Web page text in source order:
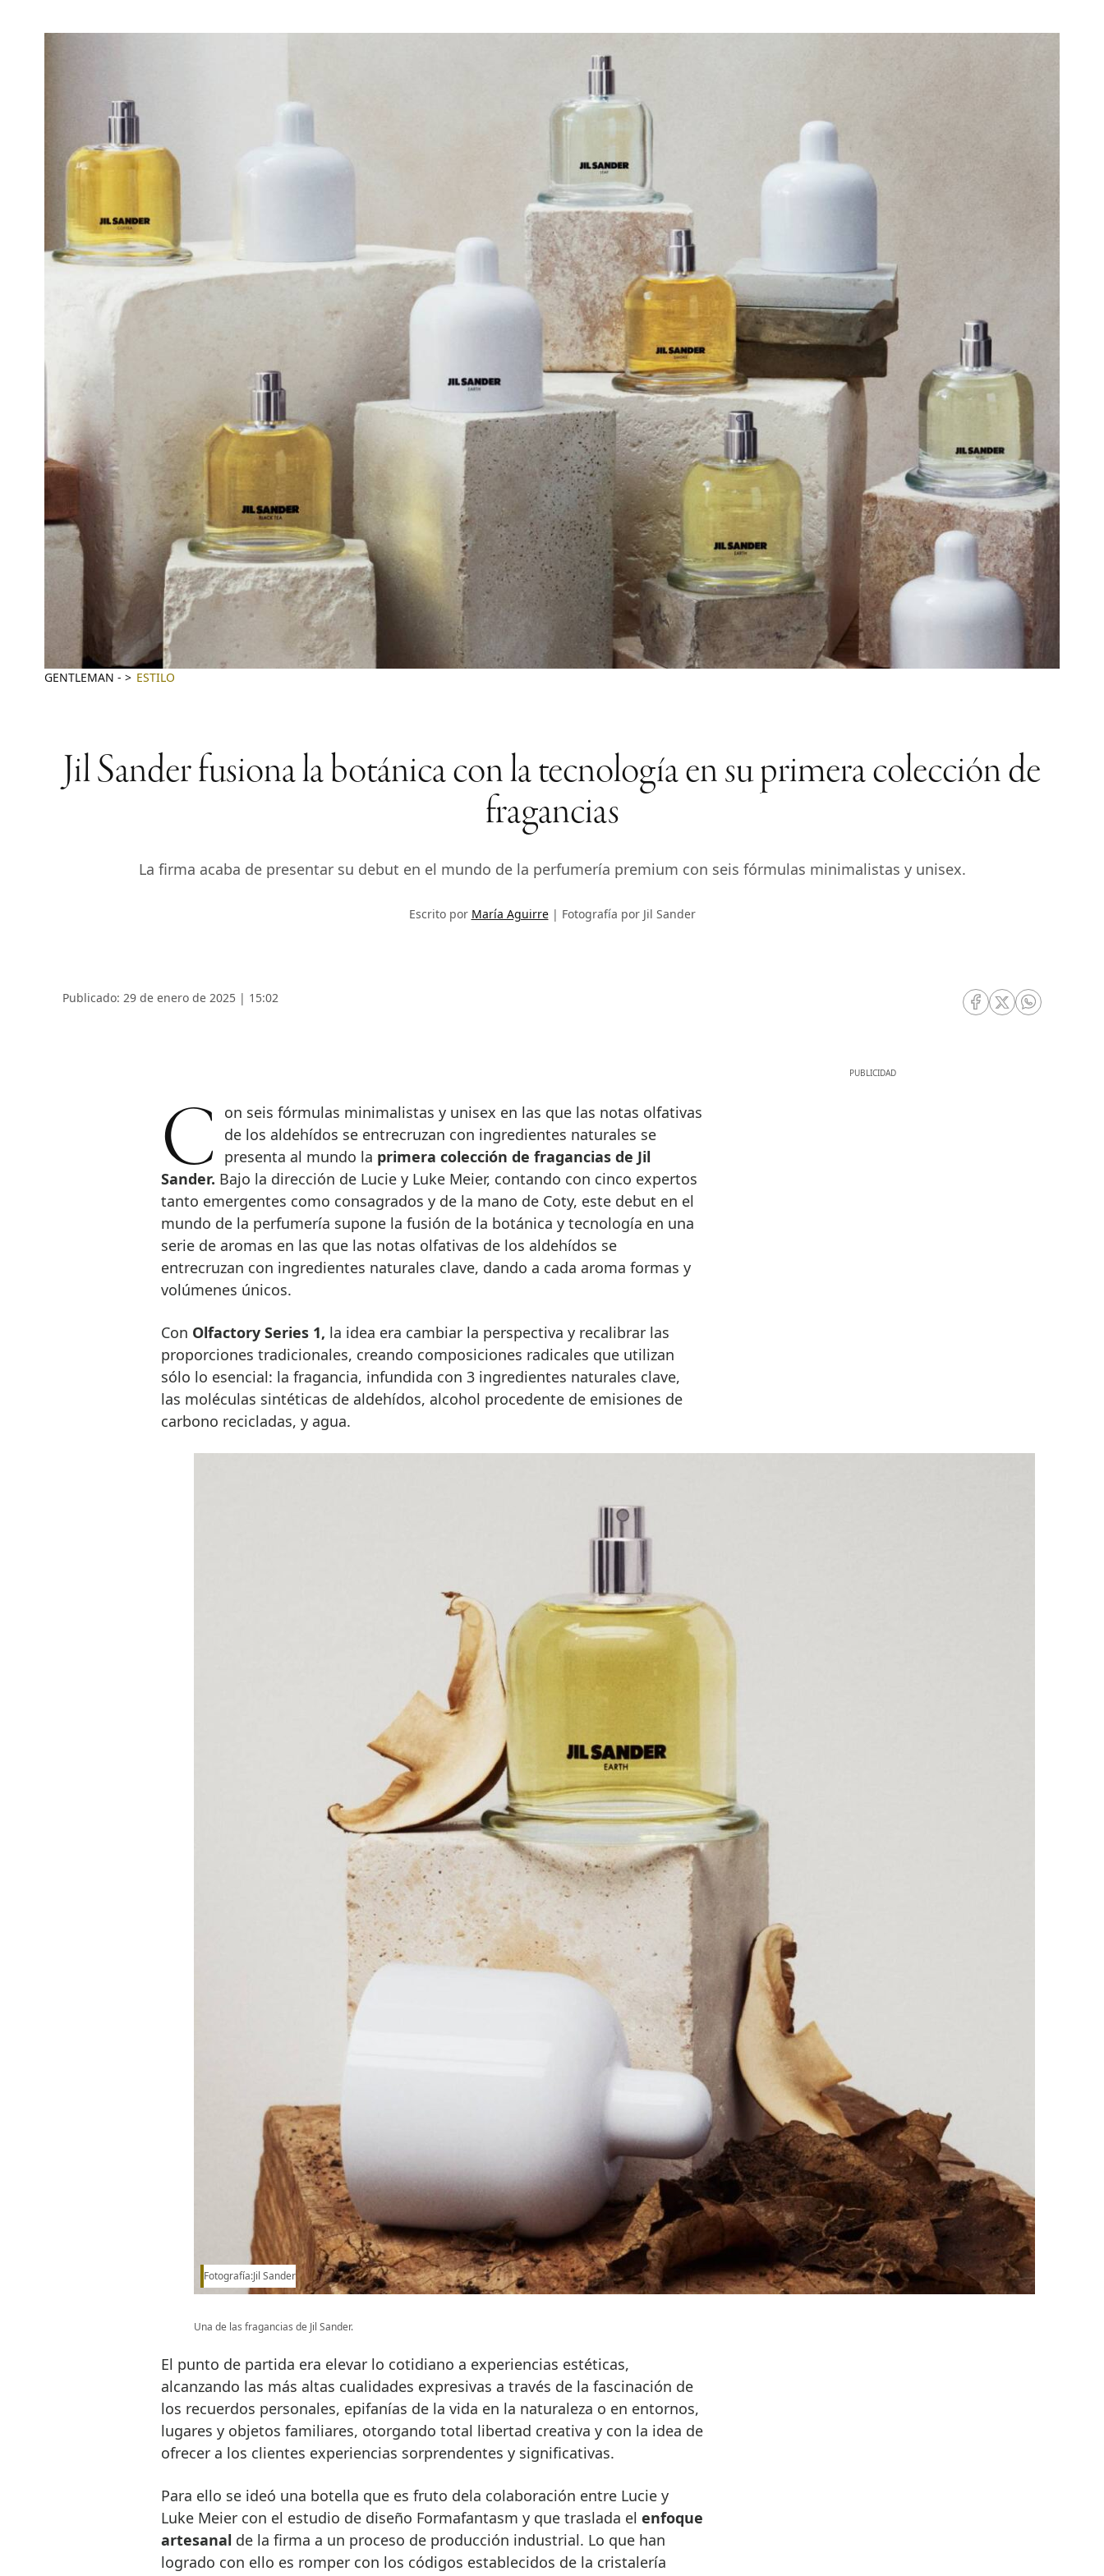
GENTLEMAN - ESTILO
Jil Sander fusiona la botánica con la tecnología en su primera colección de
fragancias
La firma acaba de presentar su debut en el mundo de la perfumería premium con seis fórmulas minimalistas y unisex.
Escrito por María Aguirre Fotografía por Jil Sander
Publicado: 29 de enero de 2025 | 15:02
RRSS Facebook
RRSS Twitter
RRSS
Con seis fórmulas minimalistas y unisex en las que las notas olfativas
de los aldehídos se entrecruzan con ingredientes naturales se
presenta al mundo la primera colección de fragancias de Jil
Sander. Bajo la dirección de Lucie y Luke Meier, contando con cinco expertos
tanto emergentes como consagrados y de la mano de Coty, este debut en el
mundo de la perfumería supone la fusión de la botánica y tecnología en una
serie de aromas en las que las notas olfativas de los aldehídos se
entrecruzan con ingredientes naturales clave, dando a cada aroma formas y
volúmenes únicos.
Con Olfactory Series 1, la idea era cambiar la perspectiva y recalibrar las
proporciones tradicionales, creando composiciones radicales que utilizan
sólo lo esencial: la fragancia, infundida con 3 ingredientes naturales clave,
las moléculas sintéticas de aldehídos, alcohol procedente de emisiones de
carbono recicladas, y agua.
Fotografía:Jil Sander
Una de las fragancias de Jil Sander.
El punto de partida era elevar lo cotidiano a experiencias estéticas,
alcanzando las más altas cualidades expresivas a través de la fascinación de
los recuerdos personales, epifanías de la vida en la naturaleza o en entornos,
lugares y objetos familiares, otorgando total libertad creativa y con la idea de
ofrecer a los clientes experiencias sorprendentes y significativas.
Para ello se ideó una botella que es fruto dela colaboración entre Lucie y
Luke Meier con el estudio de diseño Formafantasm y que traslada el enfoque
artesanal de la firma a un proceso de producción industrial. Lo que han
logrado con ello es romper con los códigos establecidos de la cristalería